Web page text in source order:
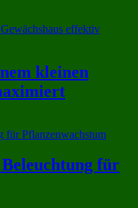
kleinen
für